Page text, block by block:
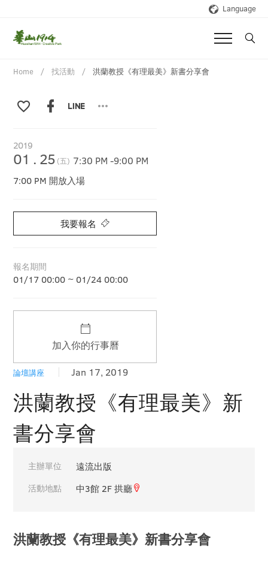
Language
Home 找活動 洪蘭教授《有理最美》新書分享會
2019
01 . 25 (五) 7:30 PM-9:00 PM
7:00 PM 開放入場
報名期間
01/17 00:00 ~ 01/24 00:00
加入你的行事曆
論壇講座 Jan 17, 2019
洪蘭教授《有理最美》新
書分享會
主辦單位 遠流出版
活動地點 中3館 2F 拱廳
洪蘭教授《有理最美》新書分享會